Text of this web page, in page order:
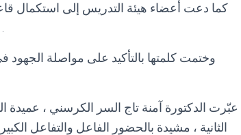
كما دعت أعضاء هيئة التدريس إلى استكمال
وختمت كلمتها بالتأكيد على مواصلة الجهود
عبّرت الدكتورة آمنة تاج السر الكرسني ، عميدة
الثانية ، مشيدة بالحضور الفاعل والتفاعل